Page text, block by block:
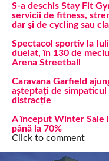
S-a deschis Stay Fit
servicii de fitness,
dar şi de cycling sau
Spectacol sportiv la
duelat, în 130 de
Arena Streetball
Caravana Garfield
așteptați de
distracție
A început Winter Sale
până la 70%
Click to comment